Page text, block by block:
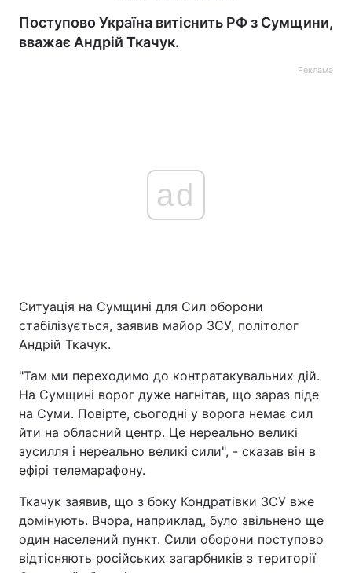
Поступово Україна витіснить РФ з Сумщини,
вважає Андрій Ткачук.
Реклама
ad
Ситуація на Сумщині для Сил оборони
стабілізується, заявив майор ЗСУ, політолог
Андрій Ткачук.
"Там ми переходимо до контратакувальних дій.
На Сумщині ворог дуже нагнітав, що зараз піде
на Суми. Повірте, сьогодні у ворога немає сил
йти на обласний центр. Це нереально великі
зусилля і нереально великі сили", - сказав він в
ефірі телемарафону.
Ткачук заявив, що з боку Кондратівки ЗСУ вже
домінують. Вчора, наприклад, було звільнено ще
один населений пункт. Сили оборони поступово
відтісняють російських загарбників з території